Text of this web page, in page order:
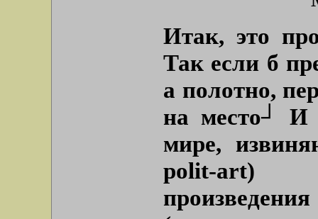
Итак, это
Так если б
а полотно,
на место┘ И
мире,
polit-art)